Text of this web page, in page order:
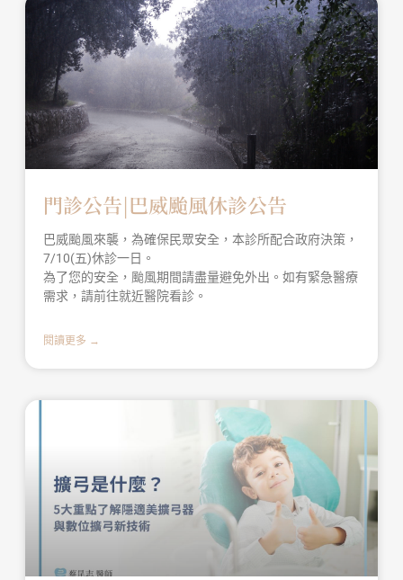
門診公告|巴威颱風休診公告
巴威颱風來襲，為確保民眾安全，本診所配合政府決策，
7/10(五)休診一日。
為了您的安全，颱風期間請盡量避免外出。如有緊急醫療
需求，請前往就近醫院看診。
閱讀更多 →